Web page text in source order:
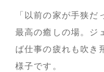
「以前の家が手狭
最高の癒しの場。ジ
ば仕事の疲れも吹き
様子です。